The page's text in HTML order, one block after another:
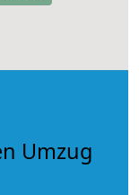
Umzug